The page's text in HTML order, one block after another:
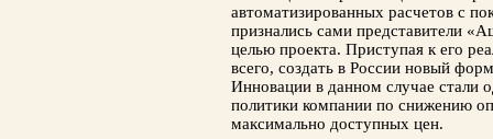
автоматизированных расчетов с
признались сами представители
целью проекта. Приступая к его
всего, создать в России новый
Инновации в данном случае стали
политики компании по снижению
максимально доступных цен.